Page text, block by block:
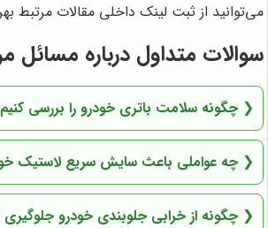
می‌توانید از ثبت لینک داخلی مقالات مرتبط
سوالات متداول درباره مسائل
❮ چگونه سلامت باتری خودرو را بررسی
❮ چه عواملی باعث سایش سریع لاستیک
❮ چگونه از خرابی جلوبندی خودرو جلوگیری